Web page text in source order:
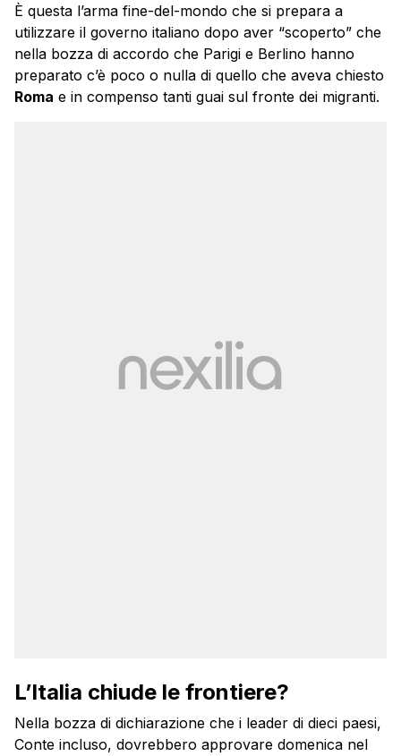
È questa l’arma fine-del-mondo che si prepara a
utilizzare il governo italiano dopo aver “scoperto” che
nella bozza di accordo che Parigi e Berlino hanno
preparato c’è poco o nulla di quello che aveva chiesto
Roma e in compenso tanti guai sul fronte dei migranti.
L’Italia chiude le frontiere?
Nella bozza di dichiarazione che i leader di dieci paesi,
Conte incluso, dovrebbero approvare domenica nel